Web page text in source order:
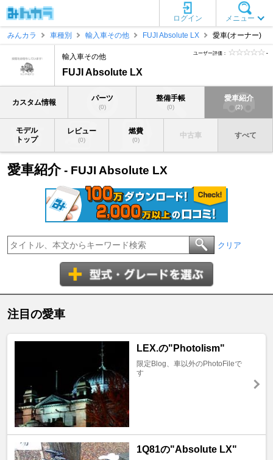
メニュー
ログイン
みんカラ
車種別 輸入車その他 FUJI Absolute LX 愛車(オーナー)
輸入車その他
FUJI Absolute LX
ユーザー評価： -
カスタム情報 パーツ
(0)
整備手帳
(0)
愛車紹介
(2)
モデル
トップ
レビュー
(0)
燃費
(0)
中古車 すべて
愛車紹介- FUJI Absolute LX
クリア
注目の愛車
LEX.の"Photolism"
限定Blog、車以外のPhotoFileで
す
1Q81の"Absolute LX"